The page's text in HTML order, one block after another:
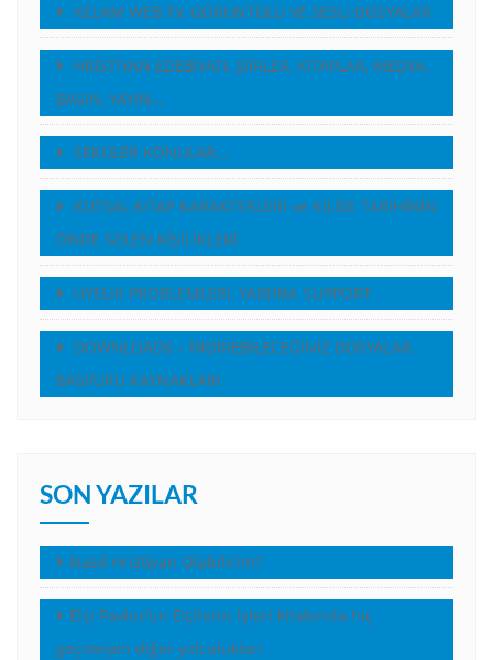
KELAM WEB TV, GÖRÜNTÜLÜ VE SESLI DOSYALAR
HRİSTİYAN EDEBİYATI, ŞİİRLER, KİTAPLAR, MEDYA,
BASIN, YAYIN…
SEKÜLER KONULAR…
KUTSAL KITAP KARAKTERLERİ ve KİLİSE TARİHİNİN
ÖNDE GELEN KİŞİLİKLERİ
ÜYELİK PROBLEMLERİ, YARDIM, SUPPORT
DOWNLOADS – İNDİREBİLECEĞİNİZ DOSYALAR,
BASVURU KAYNAKLARI
SON YAZILAR
Nasıl Hristiyan Olabilirim?
Elçi Pavlus’un Elçilerin İşleri kitabında hiç
geçmeyen diğer yolculukları